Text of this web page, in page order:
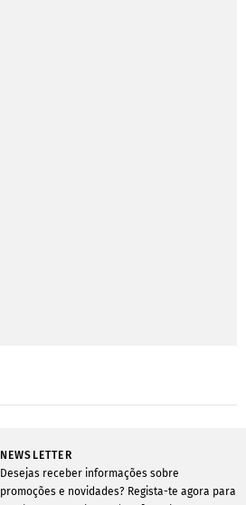
NEWSLETTER
Desejas receber informações sobre
promoções e novidades? Regista-te agora para